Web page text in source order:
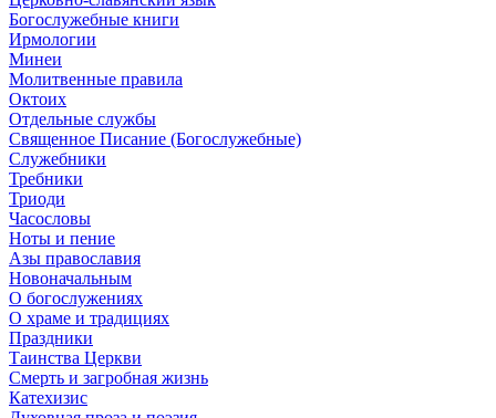
Богослужебные книги
Ирмологии
Минеи
Молитвенные правила
Октоих
Отдельные службы
Священное Писание (Богослужебные)
Служебники
Требники
Триоди
Часословы
Ноты и пение
Азы православия
Новоначальным
О богослужениях
О храме и традициях
Праздники
Таинства Церкви
Смерть и загробная жизнь
Катехизис